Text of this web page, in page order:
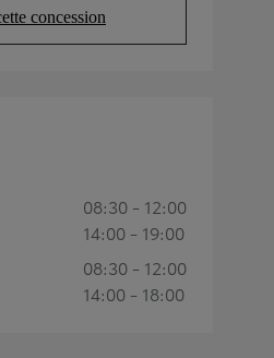
concession
in new tab)
08:30 - 12:00
14:00 - 19:00
08:30 - 12:00
14:00 - 18:00